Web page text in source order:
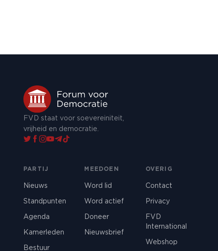
FVD staat voor soevereiniteit,
vrijheid en democratie.
PARTIJ
Nieuws
Standpunten
Agenda
Kamerleden
Bestuur
MEEDOEN
Word lid
Word actief
Doneer
Nieuwsbrief
OVERIG
Contact
Privacy
FVD
International
Webshop